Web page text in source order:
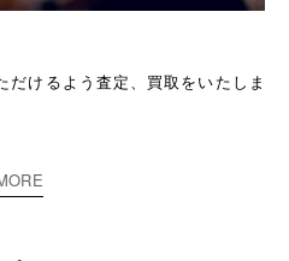
けるよう査定、買取をいたしま